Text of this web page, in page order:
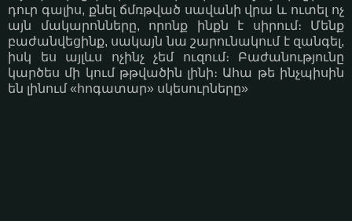
դուր գալիս, քնել ճմռթված սավանի վրա և ուտել ոչ
այն մակարոնները, որոնք ինքն է սիրում։ Մենք
բաժանվեցինք, սակայն նա շարունակում է զանգել,
իսկ ես այլևս ոչինչ չեմ ուզում։ Բաժանությունը
կարծես մի կում թթվածին լինի։ Ահա թե ինչպիսին
են լինում «հոգատար» սկեսուրները»